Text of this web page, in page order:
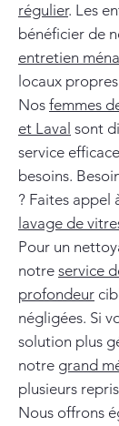
régulier. Les
bénéficier de
entretien
locaux
Nos femmes
et Laval sont
service
besoins.
? Faites appel
lavage de
Pour un
notre service
profondeur
négligées. Si
solution plus
notre grand
plusieurs
Nous offrons